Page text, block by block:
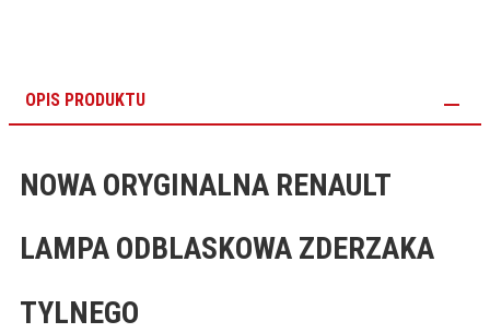
OPIS PRODUKTU
NOWA ORYGINALNA RENAULT
LAMPA ODBLASKOWA ZDERZAKA
TYLNEGO